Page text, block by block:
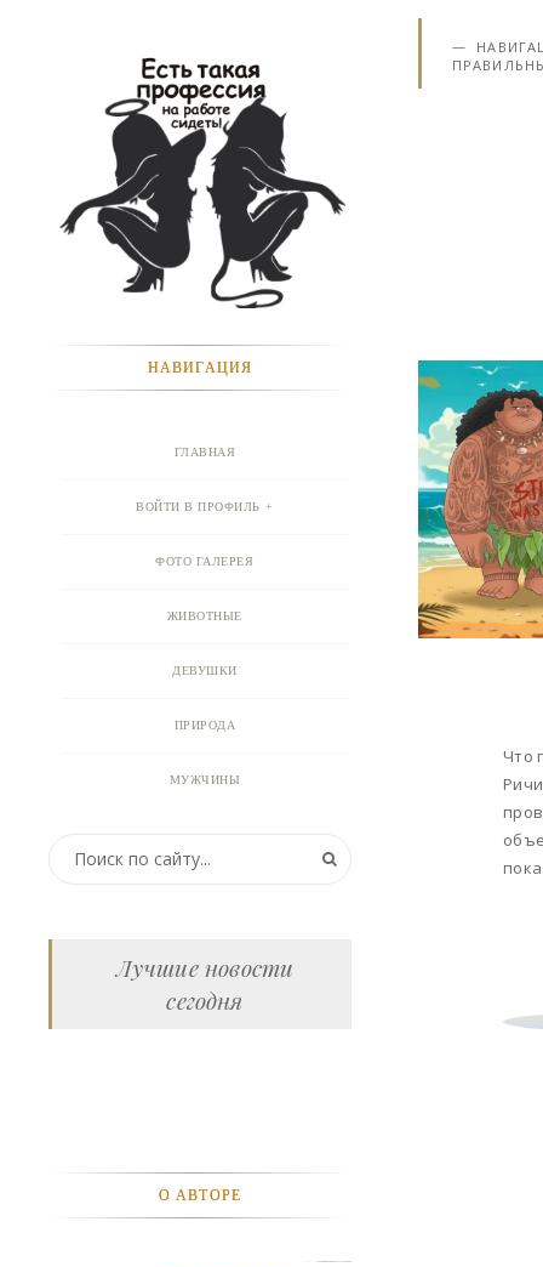
Что
НАВИГАЦИЯ
ГЛАВНАЯ
ВОЙТИ В ПРОФИЛЬ
ФОТО ГАЛЕРЕЯ
ЖИВОТНЫЕ
ДЕВУШКИ
ПРИРОДА
МУЖЧИНЫ
ОТКРЫТКИ
ЛЮДИ
Лучшие новости
сегодня
О АВТОРЕ